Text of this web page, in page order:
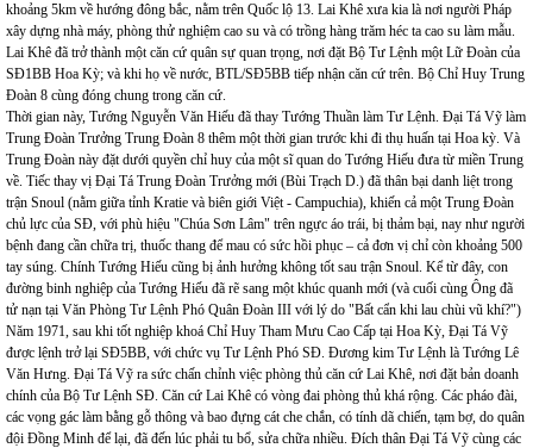
khoảng 5km về hướng đông bắc, nằm trên Quốc lộ 13. Lai Khê xưa kia là nơi người Pháp
xây dựng nhà máy, phòng thử nghiệm cao su và có trồng hàng trăm héc ta cao su làm mẫu.
Lai Khê đã trở thành một căn cứ quân sự quan trọng, nơi đặt Bộ Tư Lệnh một Lữ Đoàn của
SĐ1BB Hoa Kỳ; và khi họ về nước, BTL/SĐ5BB tiếp nhận căn cứ trên. Bộ Chỉ Huy Trung
Đoàn 8 cùng đóng chung trong căn cứ.
Thời gian này, Tướng Nguyễn Văn Hiếu đã thay Tướng Thuần làm Tư Lệnh. Đại Tá Vỹ làm
Trung Đoàn Trưởng Trung Đoàn 8 thêm một thời gian trước khi đi thụ huấn tại Hoa kỳ. Và
Trung Đoàn này đặt dưới quyền chỉ huy của một sĩ quan do Tướng Hiếu đưa từ miền Trung
về. Tiếc thay vị Đại Tá Trung Đoàn Trưởng mới (Bùi Trạch D.) đã thân bại danh liệt trong
trận Snoul (nằm giữa tỉnh Kratie và biên giới Việt - Campuchia), khiến cả một Trung Đoàn
chủ lực của SĐ, với phù hiệu "Chúa Sơn Lâm" trên ngực áo trái, bị thảm bại, nay như người
bệnh đang cần chữa trị, thuốc thang để mau có sức hồi phục – cả đơn vị chỉ còn khoảng 500
tay súng. Chính Tướng Hiếu cũng bị ảnh hưởng không tốt sau trận Snoul. Kể từ đây, con
đường binh nghiệp của Tướng Hiếu đã rẽ sang một khúc quanh mới (và cuối cùng Ông đã
tử nạn tại Văn Phòng Tư Lệnh Phó Quân Đoàn III với lý do "Bất cẩn khi lau chùi vũ khí?")
Năm 1971, sau khi tốt nghiệp khoá Chỉ Huy Tham Mưu Cao Cấp tại Hoa Kỳ, Đại Tá Vỹ
được lệnh trở lại SĐ5BB, với chức vụ Tư Lệnh Phó SĐ. Đương kim Tư Lệnh là Tướng Lê
Văn Hưng. Đại Tá Vỹ ra sức chấn chỉnh việc phòng thủ căn cứ Lai Khê, nơi đặt bản doanh
chính của Bộ Tư Lệnh SĐ. Căn cứ Lai Khê có vòng đai phòng thủ khá rộng. Các pháo đài,
các vọng gác làm bằng gỗ thông và bao đựng cát che chắn, có tính dã chiến, tạm bợ, do quân
đội Đồng Minh để lại, đã đến lúc phải tu bổ, sửa chữa nhiều. Đích thân Đại Tá Vỹ cùng các